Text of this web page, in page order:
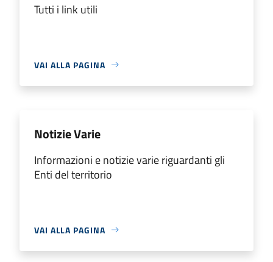
Tutti i link utili
VAI ALLA PAGINA
Notizie Varie
Informazioni e notizie varie riguardanti gli
Enti del territorio
VAI ALLA PAGINA